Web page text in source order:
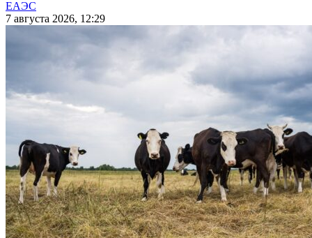
ЕАЭС
7 августа 2026, 12:29